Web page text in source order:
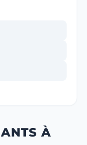
À